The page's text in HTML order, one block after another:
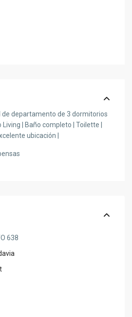
de departamento de 3 dormitorios
| Baño completo | Toilette |
ubicación |
638